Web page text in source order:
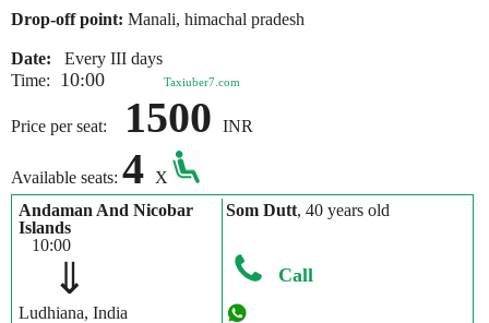
Drop-off point: Manali, himachal pradesh
Date:
Every III days
Time:
10:00 Taxiuber7.com
Price per seat: 1500 INR
Available seats: 4
X
Andaman And Nicobar
Islands
10:00
⇓
Ludhiana, India
Som Dutt, 40 years old
Call